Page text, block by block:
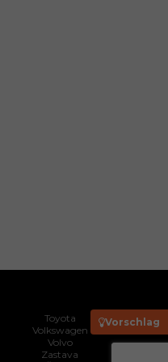
Vorschlag
Toyota
Volkswagen
Volvo
Zastava